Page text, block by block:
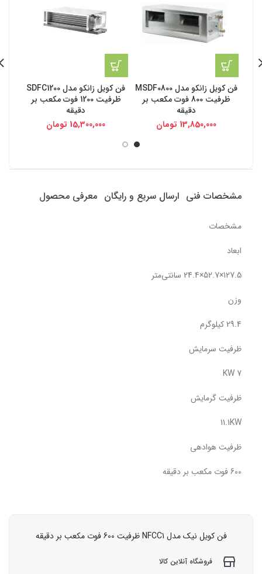
فن کویل زانکو مدل MSDF0800
ظرفیت 800 فوت مکعب بر
دقیقه
13,850,000 تومان
فن کویل زانکو مدل SDFC1200
ظرفیت 1200 فوت مکعب بر
دقیقه
15,300,000 تومان
مشخصات فنی ارسال سریع و رایگان معرفی محصول
مشخصات
ابعاد
127.5×52.7×24.4 سانتی‌متر
وزن
29.4 کیلوگرم
ظرفیت سرمایش
7 KW
ظرفیت گرمایش
11.1KW
ظرفیت هوادهی
600 فوت مکعب بر دقیقه
فن کویل نیک مدل NFCC1 ظرفیت 600 فوت مکعب بر دقیقه
فروشگاه آنلاین کالا